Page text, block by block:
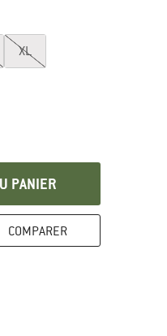
XL
s'ouvre dans une boîte
PANIER
COMPARER
les informations de